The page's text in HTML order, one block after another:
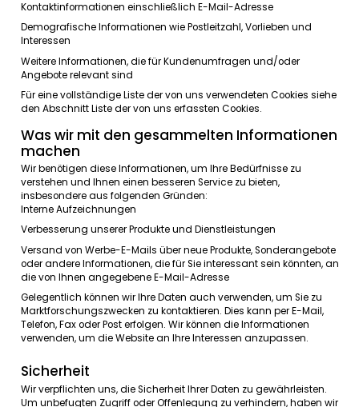
Welche Daten wir erfassen
Wirkönnen folgende Informationen erfassen:
Kontaktinformationen
DemografischeInformationenwiePostleitzahl,Vorlieben
Interessen
Weitere Informationen, die fürKundenumfragenund/oder
Angeboterelevant
FüreinevollständigeListe der von unsverwendeten
denAbschnittListe der von uns erfassten Cookies
Was wir mit den gesammelten
machen
WirbenötigendieseInformationen, umIhreBedürfnisse
verstehen und Ihneneinenbesseren
insbesondereausfolgenden Gründen:
InterneAufzeichnungen
VerbesserungunsererProdukteundDienstleistungen
oder andere
die vonIhnenangegebeneE-Mail-Adresse